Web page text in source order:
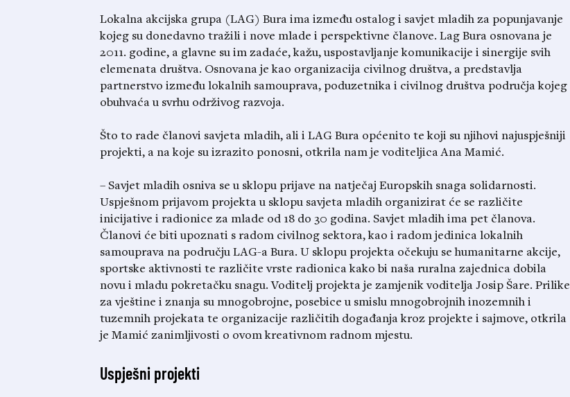
Lokalna akcijska grupa (LAG) Bura ima između ostalog i savjet mladih za popunjavanje
kojeg su donedavno tražili i nove mlade i perspektivne članove. Lag Bura osnovana je
2011. godine, a glavne su im zadaće, kažu, uspostavljanje komunikacije i sinergije svih
elemenata društva. Osnovana je kao organizacija civilnog društva, a predstavlja
partnerstvo između lokalnih samouprava, poduzetnika i civilnog društva područja kojeg
obuhvaća u svrhu održivog razvoja.
Što to rade članovi savjeta mladih, ali i LAG Bura općenito te koji su njihovi najuspješniji
projekti, a na koje su izrazito ponosni, otkrila nam je voditeljica Ana Mamić.
– Savjet mladih osniva se u sklopu prijave na natječaj Europskih snaga solidarnosti.
Uspješnom prijavom projekta u sklopu savjeta mladih organizirat će se različite
inicijative i radionice za mlade od 18 do 30 godina. Savjet mladih ima pet članova.
Članovi će biti upoznati s radom civilnog sektora, kao i radom jedinica lokalnih
samouprava na području LAG-a Bura. U sklopu projekta očekuju se humanitarne akcije,
sportske aktivnosti te različite vrste radionica kako bi naša ruralna zajednica dobila
novu i mladu pokretačku snagu. Voditelj projekta je zamjenik voditelja Josip Šare. Prilike
za vještine i znanja su mnogobrojne, posebice u smislu mnogobrojnih inozemnih i
tuzemnih projekata te organizacije različitih događanja kroz projekte i sajmove, otkrila
je Mamić zanimljivosti o ovom kreativnom radnom mjestu.
Uspješni projekti